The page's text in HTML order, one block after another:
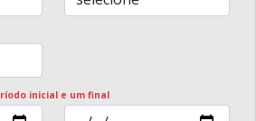
inicial e um final